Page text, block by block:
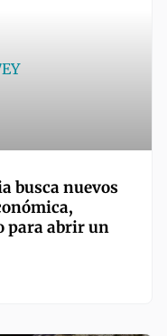
busca nuevos
para abrir un